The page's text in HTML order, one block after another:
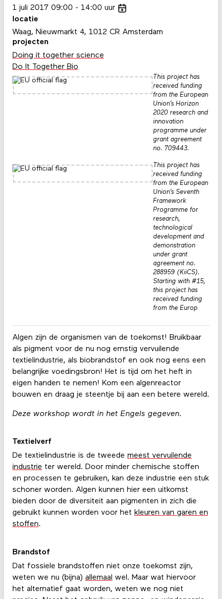
Algen zijn de organismen van de toekomst! Bruikbaar
als pigment voor de nu nog ernstig vervuilende
textielindustrie, als biobrandstof en ook nog eens een
belangrijke voedingsbron! Het is tijd om het heft in
eigen handen te nemen! Kom een algenreactor
bouwen en draag je steentje bij aan een betere wereld.
Deze workshop wordt in het Engels gegeven.
Textielverf
De textielindustrie is de tweede meest vervuilende
industrie ter wereld. Door minder chemische stoffen
en processen te gebruiken, kan deze industrie een stuk
schoner worden. Algen kunnen hier een uitkomst
bieden door de diversiteit aan pigmenten in zich die
gebruikt kunnen worden voor het kleuren van garen en
stoffen.
Brandstof
Dat fossiele brandstoffen niet onze toekomst zijn,
weten we nu (bijna) allemaal wel. Maar wat hiervoor
het alternatief gaat worden, weten we nog niet
1 juli 2017 09:00 14:00 uur
locatie
Waag, Nieuwmarkt 4, 1012 CR Amsterdam
projecten
Doing it together science
Do It Together Bio
This project has
received funding
from the European
Union’s Horizon
2020 research and
innovation
programme under
grant agreement
no. 709443.
This project has
received funding
from the European
Union’s Seventh
Framework
Programme for
research,
technological
development and
demonstration
under grant
agreement no.
288959 (KiiCS).
Starting with #15,
this project has
received funding
from the Europ